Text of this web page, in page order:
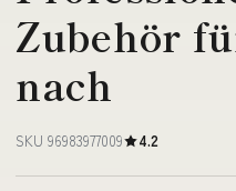
Zubehör
nach
SKU 96983977009 4.2